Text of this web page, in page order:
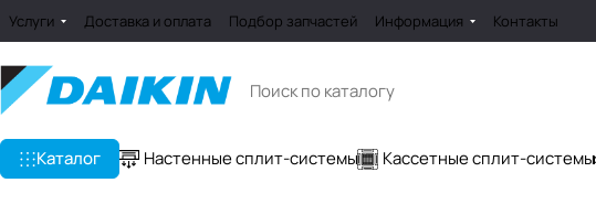
Услуги Доставка и оплата Подбор запчастей Информация Контакты
Каталог Настенные сплит-системы Кассетные сплит-системы